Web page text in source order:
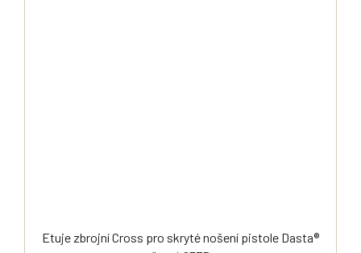
Etuje zbrojní Cross pro skryté nošení pistole Dasta®